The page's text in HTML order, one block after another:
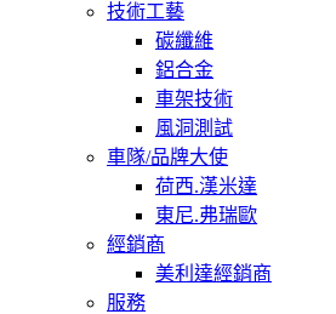
技術工藝
碳纖維
鋁合金
車架技術
風洞測試
車隊/品牌大使
荷西.漢米達
東尼.弗瑞歐
經銷商
美利達經銷商
服務